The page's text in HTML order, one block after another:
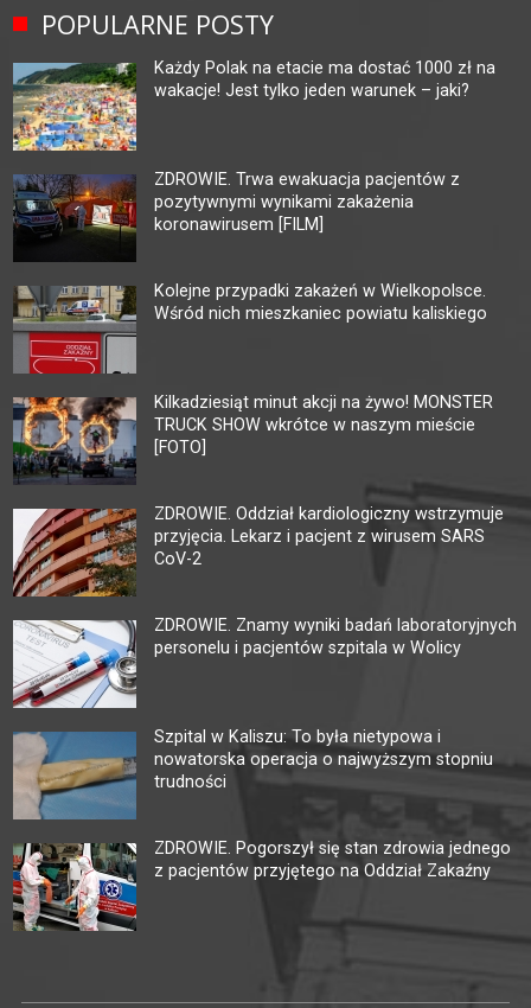
POPULARNE POSTY
Każdy Polak na etacie ma dostać 1000 zł na
wakacje! Jest tylko jeden warunek – jaki?
ZDROWIE. Trwa ewakuacja pacjentów z
pozytywnymi wynikami zakażenia
koronawirusem [FILM]
Kolejne przypadki zakażeń w Wielkopolsce.
Wśród nich mieszkaniec powiatu kaliskiego
Kilkadziesiąt minut akcji na żywo! MONSTER
TRUCK SHOW wkrótce w naszym mieście
[FOTO]
ZDROWIE. Oddział kardiologiczny wstrzymuje
przyjęcia. Lekarz i pacjent z wirusem SARS
CoV-2
ZDROWIE. Znamy wyniki badań laboratoryjnych
personelu i pacjentów szpitala w Wolicy
Szpital w Kaliszu: To była nietypowa i
nowatorska operacja o najwyższym stopniu
trudności
ZDROWIE. Pogorszył się stan zdrowia jednego
z pacjentów przyjętego na Oddział Zakaźny